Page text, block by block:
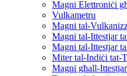
Magni Elettroniċi
Vulkametru
Magni tal-
Magni tal-Ittestjar
Magni tal-Ittestjar
Miter tal-Indiċi tat-
Magni għall-